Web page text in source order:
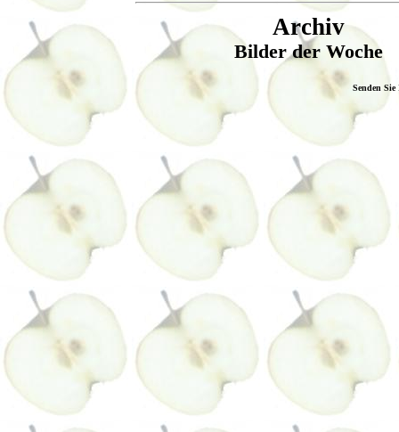
Archiv
Bilder der Woche
Senden